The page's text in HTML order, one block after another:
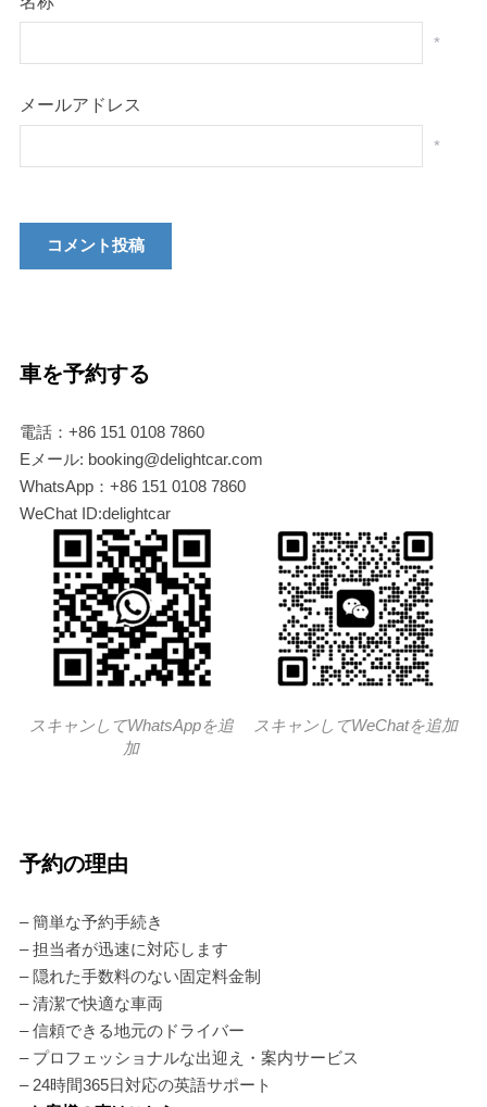
*
メールアドレス
*
車を予約する
電話：+86 151 0108 7860
Eメール: booking@delightcar.com
WhatsApp：+86 151 0108 7860
WeChat ID:delightcar
スキャンしてWhatsAppを追
加
スキャンしてWeChatを追加
予約の理由
– 簡単な予約手続き
– 担当者が迅速に対応します
– 隠れた手数料のない固定料金制
– 清潔で快適な車両
– 信頼できる地元のドライバー
– プロフェッショナルな出迎え・案内サービス
– 24時間365日対応の英語サポート